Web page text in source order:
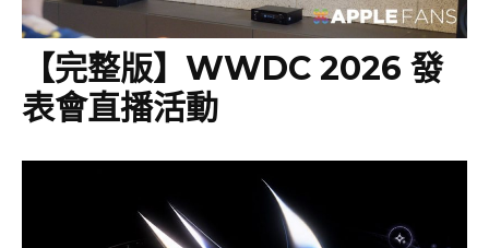
【完整版】WWDC 2026 發
表會直播活動